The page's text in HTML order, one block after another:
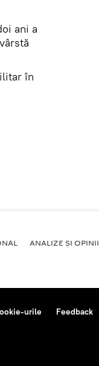
ani a
în
ANALIZE ȘI OPINII
urile Feedback